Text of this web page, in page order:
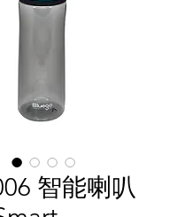
智能喇叭